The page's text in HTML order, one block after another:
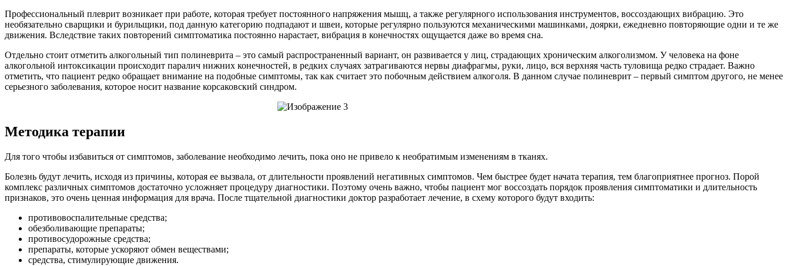
Профессиональный плеврит возникает при работе, которая требует постоянного напряжения мышц, а также регулярного использования инструментов, воссоздающих вибрацию. Это
необязательно сварщики и бурильщики, под данную категорию подпадают и швеи, которые регулярно пользуются механическими машинками, доярки, ежедневно повторяющие одни и те же
движения. Вследствие таких повторений симптоматика постоянно нарастает, вибрация в конечностях ощущается даже во время сна.
Отдельно стоит отметить алкогольный тип полиневрита – это самый распространенный вариант, он развивается у лиц, страдающих хроническим алкоголизмом. У человека на фоне
алкогольной интоксикации происходит паралич нижних конечностей, в редких случаях затрагиваются нервы диафрагмы, руки, лицо, вся верхняя часть туловища редко страдает. Важно
отметить, что пациент редко обращает внимание на подобные симптомы, так как считает это побочным действием алкоголя. В данном случае полиневрит – первый симптом другого, не менее
серьезного заболевания, которое носит название корсаковский синдром.
Методика терапии
Для того чтобы избавиться от симптомов, заболевание необходимо лечить, пока оно не привело к необратимым изменениям в тканях.
Болезнь будут лечить, исходя из причины, которая ее вызвала, от длительности проявлений негативных симптомов. Чем быстрее будет начата терапия, тем благоприятнее прогноз. Порой
комплекс различных симптомов достаточно усложняет процедуру диагностики. Поэтому очень важно, чтобы пациент мог воссоздать порядок проявления симптоматики и длительность
признаков, это очень ценная информация для врача. После тщательной диагностики доктор разработает лечение, в схему которого будут входить:
противовоспалительные средства;
обезболивающие препараты;
противосудорожные средства;
препараты, которые ускоряют обмен веществами;
средства, стимулирующие движения.